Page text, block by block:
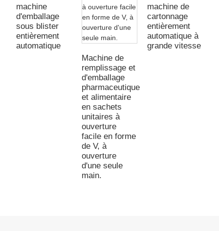
machine
d'emballage
sous blister
entièrement
automatique
Machine de
remplissage et
d'emballage
pharmaceutique
et alimentaire
en sachets
unitaires à
ouverture
facile en forme
de V, à
ouverture
d'une seule
main.
machine de
cartonnage
entièrement
automatique à
grande vitesse